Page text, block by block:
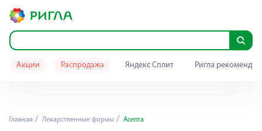
Акции Распродажа Яндекс Сплит Ригла
Главная Лекарственные формы Асепта